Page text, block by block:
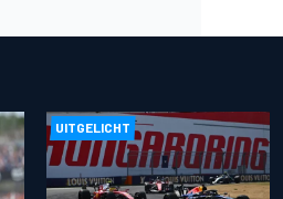
UITGELICHT